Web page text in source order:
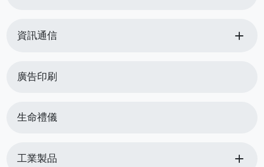
資訊通信 add
廣告印刷
生命禮儀
工業製品 add